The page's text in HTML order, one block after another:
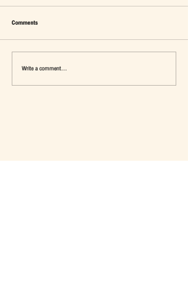
เมื่อ Self-concept ถูกเติมเต็ม Fashion อาจ
จะไม่ใช่คำตอบ
Comments
Write a comment...